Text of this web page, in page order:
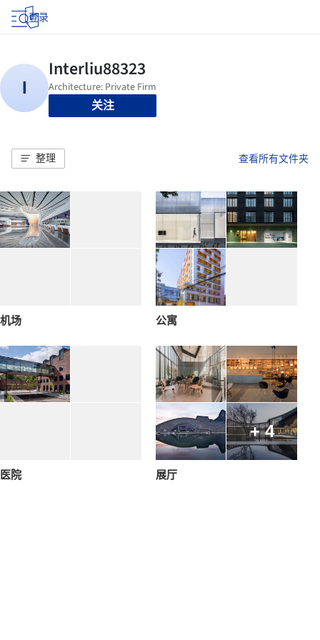
登录
关注
整理 查看所有文件夹
机场 公寓
医院
+ 4
展厅